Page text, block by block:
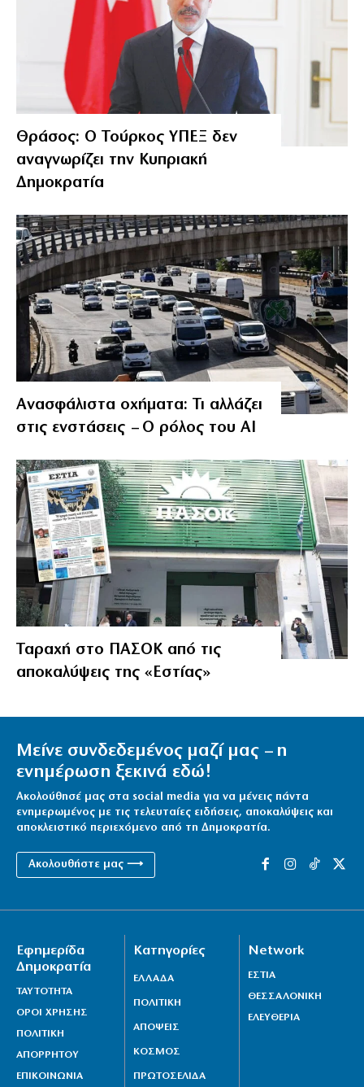
Θράσος: Ο Τούρκος ΥΠΕΞ δεν
αναγνωρίζει την Κυπριακή
Δημοκρατία
Ανασφάλιστα οχήματα: Τι αλλάζει
στις ενστάσεις – Ο ρόλος του AI
Ταραχή στο ΠΑΣΟΚ από τις
αποκαλύψεις της «Εστίας»
Μείνε συνδεδεμένος μαζί μας – η
ενημέρωση ξεκινά εδώ!
Ακολούθησέ μας στα social media για να μένεις πάντα
ενημερωμένος με τις τελευταίες ειδήσεις, αποκαλύψεις και
αποκλειστικό περιεχόμενο από τη Δημοκρατία.
Ακολουθήστε μας ⟶
Εφημερίδα
Δημοκρατία
ΤΑΥΤΟΤΗΤΑ
ΟΡΟΙ ΧΡΗΣΗΣ
ΠΟΛΙΤΙΚΗ
ΑΠΟΡΡΗΤΟΥ
ΕΠΙΚΟΙΝΩΝΙΑ
Κατηγορίες
ΕΛΛΑΔΑ
ΠΟΛΙΤΙΚΗ
ΑΠΟΨΕΙΣ
ΚΟΣΜΟΣ
ΠΡΩΤΟΣΕΛΙΔΑ
Network
ΕΣΤΙΑ
ΘΕΣΣΑΛΟΝΙΚΗ
ΕΛΕΥΘΕΡΙΑ